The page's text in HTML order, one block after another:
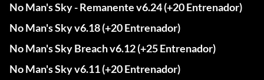
No Man's Sky - Remanente v6.24 (+20 Entrenador)
No Man's Sky v6.18 (+20 Entrenador)
No Man's Sky Breach v6.12 (+25 Entrenador)
No Man's Sky v6.11 (+20 Entrenador)